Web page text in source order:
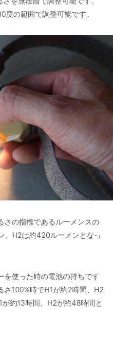
度の範囲で調整可能です。
さの指標であるルーメンスの
、H2は約420ルーメンとなっ
を使った時の電池の持ちです
さ100%時でH1が約2時間、H2
約13時間、H2が約48時間と